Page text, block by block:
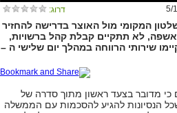
דרוג:
המקומי מול האוצר בדרישה להחזיר
לא תתקיים קבלת קהל ברשויות,
שירותי הרווחה במהלך יום שלישי ה –
כי מדובר בצעד ראשון מתוך סדרה של
הנסיונות להגיע להסכמות עם הממשלה